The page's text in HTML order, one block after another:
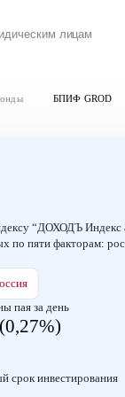
лицам
БПИФ GROD
“ДОХОДЪ
пяти факторам:
пая за день
срок инвестирования